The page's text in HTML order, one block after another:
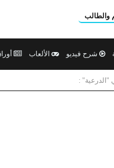
والطالب
شرح فيديو الألعاب
"الدرعية" :